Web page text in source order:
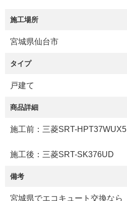
施工場所
宮城県仙台市
タイプ
戸建て
商品詳細
施工前：三菱SRT-HPT37WUX5
施工後：三菱SRT-SK376UD
備考
宮城県でエコキュート交換なら